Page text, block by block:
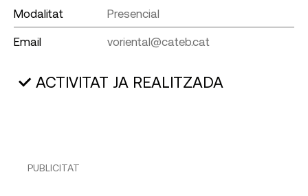
Modalitat Presencial
Email voriental@cateb.cat
ACTIVITAT JA REALITZADA
PUBLICITAT